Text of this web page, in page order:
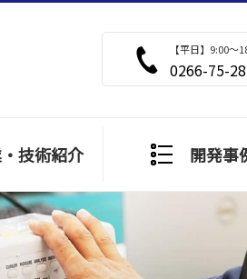
【平⽇】9:00〜
0266-75-
技術紹介 開発事